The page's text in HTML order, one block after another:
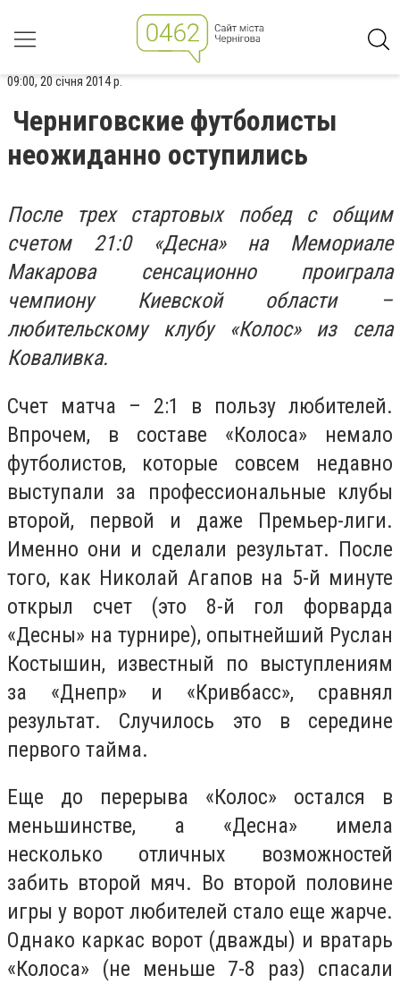
09:00, 20 січня 2014 р.
Черниговские футболисты
неожиданно оступились
После трех стартовых побед с общим
счетом 21:0 «Десна» на Мемориале
Макарова сенсационно проиграла
чемпиону Киевской области –
любительскому клубу «Колос» из села
Коваливка.
Счет матча – 2:1 в пользу любителей.
Впрочем, в составе «Колоса» немало
футболистов, которые совсем недавно
выступали за профессиональные клубы
второй, первой и даже Премьер-лиги.
Именно они и сделали результат. После
того, как Николай Агапов на 5-й минуте
открыл счет (это 8-й гол форварда
«Десны» на турнире), опытнейший Руслан
Костышин, известный по выступлениям
за «Днепр» и «Кривбасс», сравнял
результат. Случилось это в середине
первого тайма.
Еще до перерыва «Колос» остался в
меньшинстве, а «Десна» имела
несколько отличных возможностей
забить второй мяч. Во второй половине
игры у ворот любителей стало еще жарче.
Однако каркас ворот (дважды) и вратарь
«Колоса» (не меньше 7-8 раз) спасали